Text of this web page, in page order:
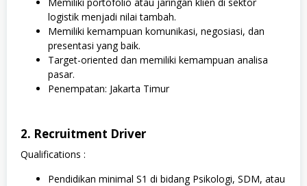
logistik menjadi nilai tambah.
Memiliki kemampuan komunikasi, negosiasi, dan
presentasi yang baik.
Target-oriented dan memiliki kemampuan analisa
pasar.
Penempatan: Jakarta Timur
2. Recruitment Driver
Qualifications :
Pendidikan minimal S1 di bidang Psikologi, SDM, atau